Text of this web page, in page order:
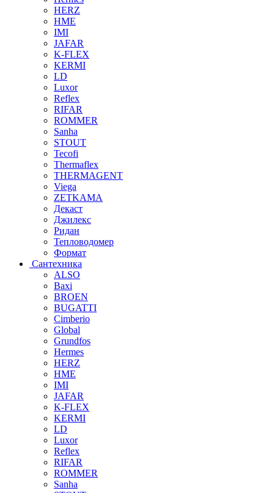
HERZ
HME
IMI
JAFAR
K-FLEX
KERMI
LD
Luxor
Reflex
RIFAR
ROMMER
Sanha
STOUT
Tecofi
Thermaflex
THERMAGENT
Viega
ZETKAMA
Декаст
Джилекс
Ридан
Тепловодомер
Формат
Сантехника
ALSO
Baxi
BROEN
BUGATTI
Cimberio
Global
Grundfos
Hermes
HERZ
HME
IMI
JAFAR
K-FLEX
KERMI
LD
Luxor
Reflex
RIFAR
ROMMER
Sanha